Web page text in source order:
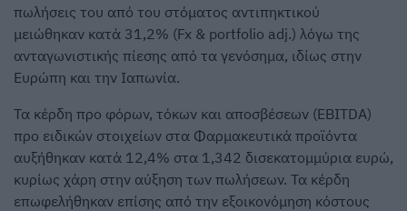
πωλήσεις του από του στόματος αντιπηκτικού
μειώθηκαν κατά 31,2% (Fx & portfolio adj.) λόγω της
ανταγωνιστικής πίεσης από τα γενόσημα, ιδίως στην
Ευρώπη και την Ιαπωνία.
Τα κέρδη προ φόρων, τόκων και αποσβέσεων (EBITDA)
προ ειδικών στοιχείων στα Φαρμακευτικά προϊόντα
αυξήθηκαν κατά 12,4% στα 1,342 δισεκατομμύρια ευρώ,
κυρίως χάρη στην αύξηση των πωλήσεων. Τα κέρδη
επωφελήθηκαν επίσης από την εξοικονόμηση κόστους